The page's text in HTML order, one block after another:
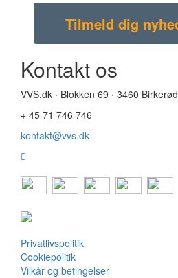
Kontakt os
VVS.dk · Blokken 69 · 3460 Birkerød
+ 45 71 746 746
kontakt@vvs.dk
Privatlivspolitik
Cookiepolitik
Vilkår og betingelser